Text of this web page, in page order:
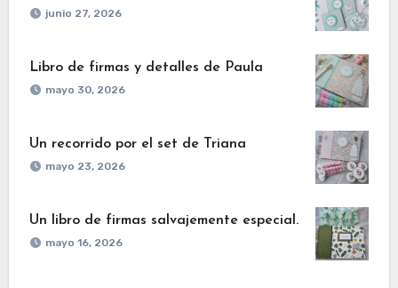
junio 27, 2026
Libro de firmas y detalles de Paula
mayo 30, 2026
Un recorrido por el set de Triana
mayo 23, 2026
Un libro de firmas salvajemente especial.
mayo 16, 2026